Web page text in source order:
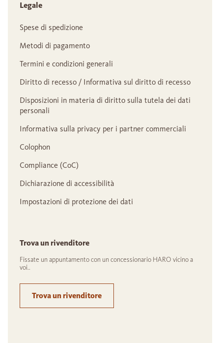
Legale
Spese di spedizione
Metodi di pagamento
Termini e condizioni generali
Diritto di recesso / Informativa sul diritto di recesso
Disposizioni in materia di diritto sulla tutela dei dati
personali
Informativa sulla privacy per i partner commerciali
Colophon
Compliance (CoC)
Dichiarazione di accessibilità
Impostazioni di protezione dei dati
Trova un rivenditore
Fissate un appuntamento con un concessionario HARO vicino a
voi..
Trova un rivenditore